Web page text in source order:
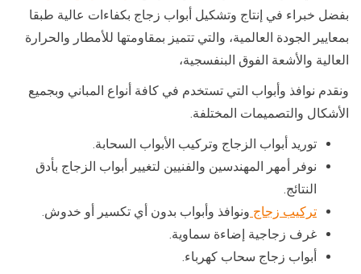
بفضل خبراء في إنتاج وتشكيل أبواب زجاج بكفاءات عالية طبقا
بمعايير الجودة العالمية، والتي تتميز بمقاومتها للأمطار والحرارة
العالية والأشعة الفوق البنفسجية،
ونقدم نوافذ وأبواب التي تستخدم في كافة أنواع المباني وبجميع
الأشكال والتصميمات المختلفة.
توريد أبواب الزجاج وتركيب الأبواب السحابة.
نوفر أمهر المهندسين والفنيين لتغيير أبواب الزجاج بأدق
النتائج.
تركيب زجاج ونوافذ وأبواب بدون أي تكسير أو خدوش.
غرف زجاجية إضاءة سماوية.
أبواب زجاج سحاب كهرباء.